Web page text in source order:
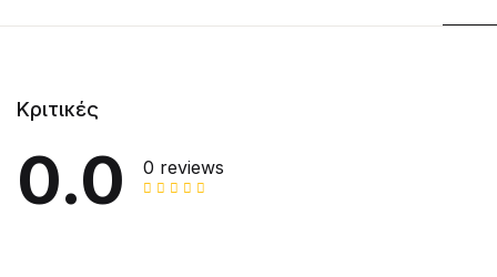
Κριτικές
0.0 0 reviews